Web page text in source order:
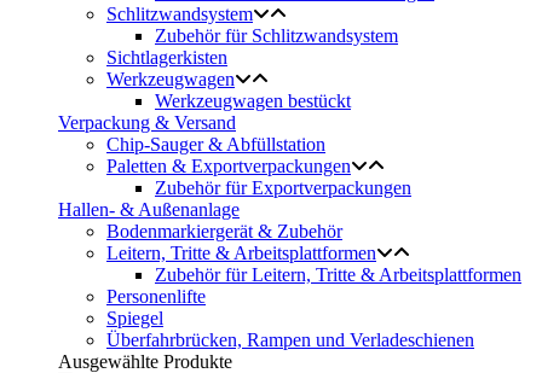
Schlitzwandsystem
Zubehör für Schlitzwandsystem
Sichtlagerkisten
Werkzeugwagen
Werkzeugwagen bestückt
Verpackung & Versand
Chip-Sauger & Abfüllstation
Paletten & Exportverpackungen
Zubehör für Exportverpackungen
Hallen- & Außenanlage
Bodenmarkiergerät & Zubehör
Leitern, Tritte & Arbeitsplattformen
Zubehör für Leitern, Tritte & Arbeitsplattformen
Personenlifte
Spiegel
Überfahrbrücken, Rampen und Verladeschienen
Ausgewählte Produkte